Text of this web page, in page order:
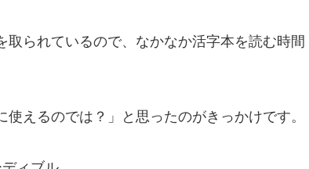
られているので、なかなか活字本を読む時間
えるのでは？」と思ったのがきっかけです。